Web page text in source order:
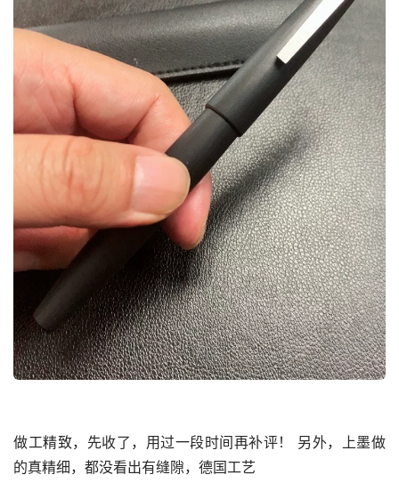
做工精致，先收了，用过一段时间再补评！ 另外，上墨做
的真精细，都没看出有缝隙，德国工艺